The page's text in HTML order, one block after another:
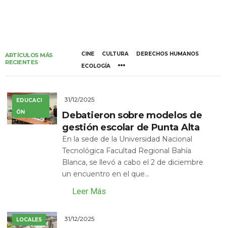
ARTÍCULOS MÁS
RECIENTES
CINE CULTURA
DERECHOS HUMANOS
ECOLOGÍA
EDUCACI
ÓN
31/12/2025
Debatieron sobre modelos de
gestión escolar de Punta Alta
En la sede de la Universidad Nacional
Tecnológica Facultad Regional Bahía
Blanca, se llevó a cabo el 2 de diciembre
un encuentro en el que...
Leer Más
LOCALES 31/12/2025